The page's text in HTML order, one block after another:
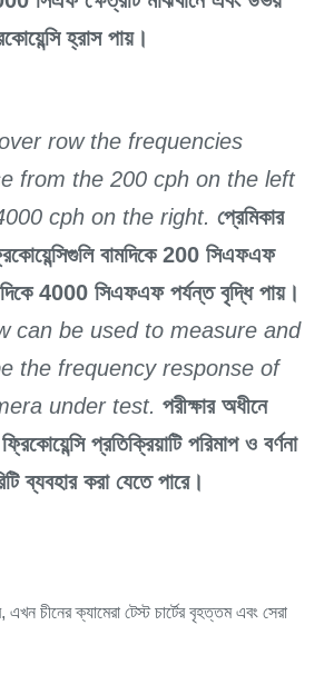
হ্রাস পায়।
row the frequencies
from the 200 cph on the left
cph on the right. প্রেমিকার
বামদিকে 200 সিএফএফ
4000 সিএফএফ পর্যন্ত বৃদ্ধি পায়।
can be used to measure and
the frequency response of
under test. পরীক্ষার অধীনে
প্রতিক্রিয়াটি পরিমাপ ও বর্ণনা
ব্যবহার করা যেতে পারে।
চীনের ক্যামেরা টেস্ট চার্টের বৃহত্তম এবং সেরা